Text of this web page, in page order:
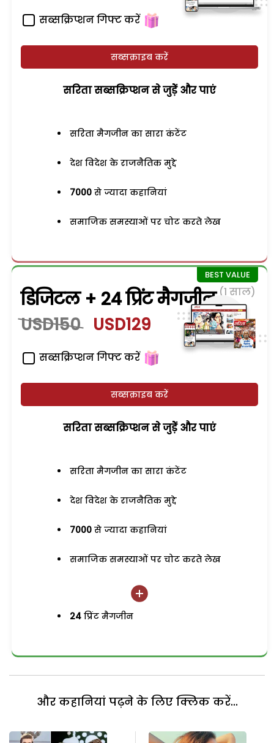
सब्सक्रिप्शन गिफ्ट करें
सब्सक्राइब करें
सरिता सब्सक्रिप्शन से जुड़ेें और पाएं
सरिता मैगजीन का सारा कंटेंट
देश विदेश के राजनैतिक मुद्दे
7000 से ज्यादा कहानियां
समाजिक समस्याओं पर चोट करते लेख
डिजिटल + 24 प्रिंट मैगजीन (1 साल)
USD150 USD129
सब्सक्रिप्शन गिफ्ट करें
सब्सक्राइब करें
सरिता सब्सक्रिप्शन से जुड़ेें और पाएं
सरिता मैगजीन का सारा कंटेंट
देश विदेश के राजनैतिक मुद्दे
7000 से ज्यादा कहानियां
समाजिक समस्याओं पर चोट करते लेख
24 प्रिंट मैगजीन
और कहानियां पढ़ने के लिए क्लिक करें...